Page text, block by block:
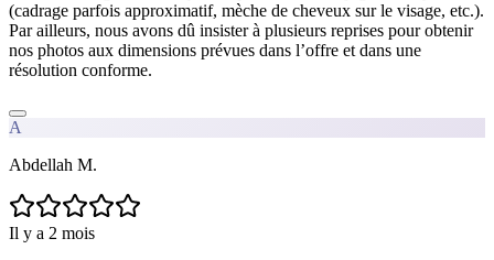
(cadrage parfois approximatif, mèche de cheveux sur le visage, etc.).
Par ailleurs, nous avons dû insister à plusieurs reprises pour obtenir
nos photos aux dimensions prévues dans l’offre et dans une
résolution conforme.
A
Abdellah M.
Il y a 2 mois